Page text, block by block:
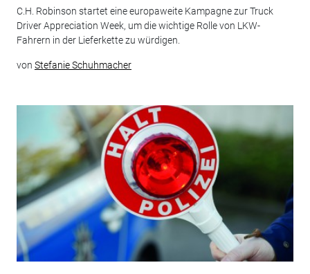
C.H. Robinson startet eine europaweite Kampagne zur Truck
Driver Appreciation Week, um die wichtige Rolle von LKW-
Fahrern in der Lieferkette zu würdigen.
von Stefanie Schuhmacher